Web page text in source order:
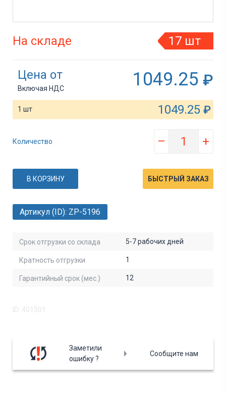
Артикул (ID): ZP-5196
Срок отгрузки со склада 5-7 рабочих дней
Кратность отгрузки 1
Гарантийный срок (мес.) 12
ID: 401501
На складе 17 шт
Цена от
Включая НДС 1049.25 ₽
1 шт 1049.25 ₽
Количество – +
В КОРЗИНУ БЫСТРЫЙ ЗАКАЗ
Заметили
ошибку ?
Сообщите нам